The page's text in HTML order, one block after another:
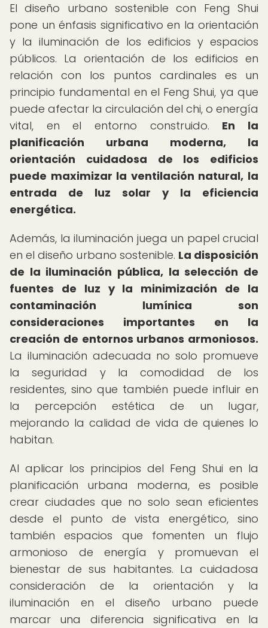
El diseño urbano sostenible con Feng Shui
pone un énfasis significativo en la orientación
y la iluminación de los edificios y espacios
públicos. La orientación de los edificios en
relación con los puntos cardinales es un
principio fundamental en el Feng Shui, ya que
puede afectar la circulación del chi, o energía
vital, en el entorno construido. En la
planificación urbana moderna, la
orientación cuidadosa de los edificios
puede maximizar la ventilación natural, la
entrada de luz solar y la eficiencia
energética.
Además, la iluminación juega un papel crucial
en el diseño urbano sostenible. La disposición
de la iluminación pública, la selección de
fuentes de luz y la minimización de la
contaminación lumínica son
consideraciones importantes en la
creación de entornos urbanos armoniosos.
La iluminación adecuada no solo promueve
la seguridad y la comodidad de los
residentes, sino que también puede influir en
la percepción estética de un lugar,
mejorando la calidad de vida de quienes lo
habitan.
Al aplicar los principios del Feng Shui en la
planificación urbana moderna, es posible
crear ciudades que no solo sean eficientes
desde el punto de vista energético, sino
también espacios que fomenten un flujo
armonioso de energía y promuevan el
bienestar de sus habitantes. La cuidadosa
consideración de la orientación y la
iluminación en el diseño urbano puede
marcar una diferencia significativa en la